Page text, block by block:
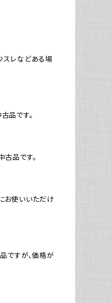
レなどある場
品です。
品です。
お使いいただけ
ですが、価格が